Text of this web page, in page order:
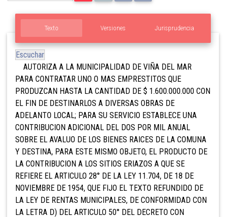
Texto Versiones Jurisprudencia
Escuchar
AUTORIZA A LA MUNICIPALIDAD DE VIÑA DEL MAR
PARA CONTRATAR UNO O MAS EMPRESTITOS QUE
PRODUZCAN HASTA LA CANTIDAD DE $ 1.600.000.000 CON
EL FIN DE DESTINARLOS A DIVERSAS OBRAS DE
ADELANTO LOCAL; PARA SU SERVICIO ESTABLECE UNA
CONTRIBUCION ADICIONAL DEL DOS POR MIL ANUAL
SOBRE EL AVALUO DE LOS BIENES RAICES DE LA COMUNA
Y DESTINA, PARA ESTE MISMO OBJETO, EL PRODUCTO DE
LA CONTRIBUCION A LOS SITIOS ERIAZOS A QUE SE
REFIERE EL ARTICULO 28° DE LA LEY 11.704, DE 18 DE
NOVIEMBRE DE 1954, QUE FIJO EL TEXTO REFUNDIDO DE
LA LEY DE RENTAS MUNICIPALES, DE CONFORMIDAD CON
LA LETRA D) DEL ARTICULO 50° DEL DECRETO CON